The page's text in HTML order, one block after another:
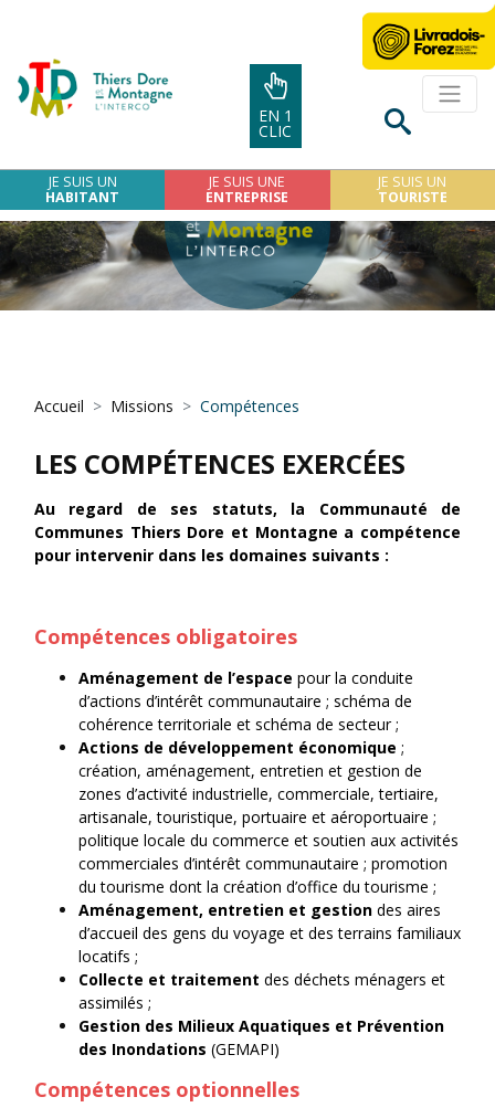
EN 1
CLIC
JE SUIS UN
HABITANT
JE SUIS UNE
ENTREPRISE
JE SUIS UN
TOURISTE
Accueil Missions Compétences
LES COMPÉTENCES EXERCÉES
Au regard de ses statuts, la Communauté de
Communes Thiers Dore et Montagne a compétence
pour intervenir dans les domaines suivants :
Compétences obligatoires
Aménagement de l’espace pour la conduite
d’actions d’intérêt communautaire ; schéma de
cohérence territoriale et schéma de secteur ;
Actions de développement économique ;
création, aménagement, entretien et gestion de
zones d’activité industrielle, commerciale, tertiaire,
artisanale, touristique, portuaire et aéroportuaire ;
politique locale du commerce et soutien aux activités
commerciales d’intérêt communautaire ; promotion
du tourisme dont la création d’office du tourisme ;
Aménagement, entretien et gestion des aires
d’accueil des gens du voyage et des terrains familiaux
locatifs ;
Collecte et traitement des déchets ménagers et
assimilés ;
Gestion des Milieux Aquatiques et Prévention
des Inondations (GEMAPI)
Compétences optionnelles